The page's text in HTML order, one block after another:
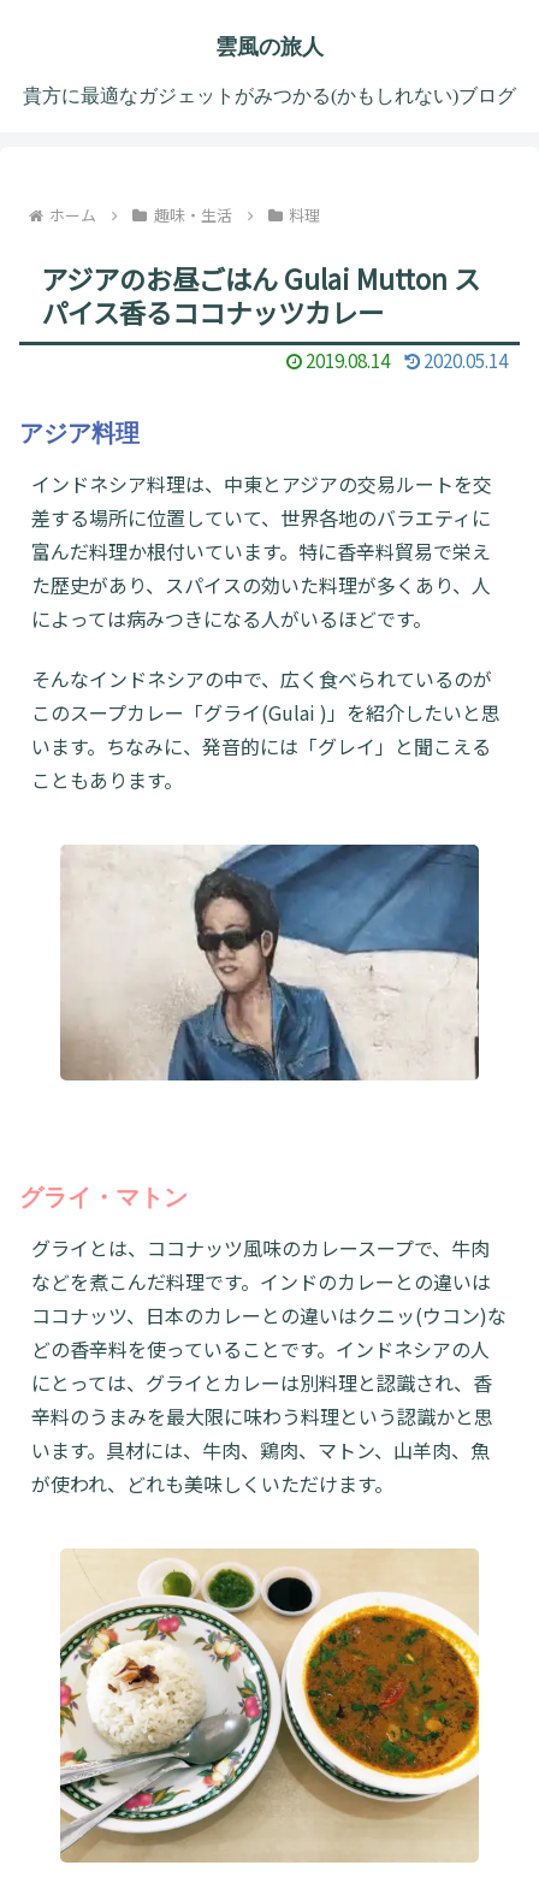
雲風の旅人
貴方に最適なガジェットがみつかる(かもしれない)ブログ
ホーム 趣味・生活 料理
アジアのお昼ごはん Gulai Mutton ス
パイス香るココナッツカレー
2019.08.14 2020.05.14
アジア料理
インドネシア料理は、中東とアジアの交易ルートを交
差する場所に位置していて、世界各地のバラエティに
富んだ料理か根付いています。特に香辛料貿易で栄え
た歴史があり、スパイスの効いた料理が多くあり、人
によっては病みつきになる人がいるほどです。
そんなインドネシアの中で、広く食べられているのが
このスープカレー「グライ(Gulai )」を紹介したいと思
います。ちなみに、発音的には「グレイ」と聞こえる
こともあります。
グライ・マトン
グライとは、ココナッツ風味のカレースープで、牛肉
などを煮こんだ料理です。インドのカレーとの違いは
ココナッツ、日本のカレーとの違いはクニッ(ウコン)な
どの香辛料を使っていることです。インドネシアの人
にとっては、グライとカレーは別料理と認識され、香
辛料のうまみを最大限に味わう料理という認識かと思
います。具材には、牛肉、鶏肉、マトン、山羊肉、魚
が使われ、どれも美味しくいただけます。